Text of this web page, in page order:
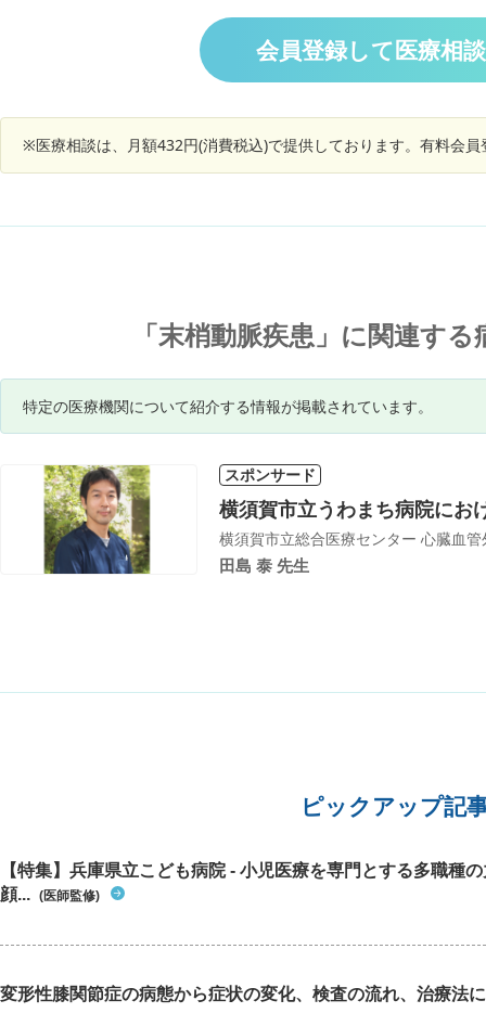
た。1週間１日3回測った値と血液検査の結果で、
薬飲むか決めましょうとのことで、測定しまし
た。朝晩は、平均で145-95でした。コレステロー
ルと脂質がやや高めです。180センチメートル、6
ですが、昨日は昼、夜とも130-85程度で、昨日薬
をもらいましたが、飲むか迷っています。
会員登録して医療相
※医療相談は、月額432円(消費税込)で提供しております。有料会
「末梢動脈疾患」に関連す
特定の医療機関について紹介する情報が掲載されています。
スポンサード
横須賀市立うわまち病院にお
横須賀市立総合医療センター 心臓血
田島 泰 先生
ピックアップ記
【特集】兵庫県立こども病院 - 小児医療を専門とする多職種
顔... (医師監修)
変形性膝関節症の病態から症状の変化、検査の流れ、治療法